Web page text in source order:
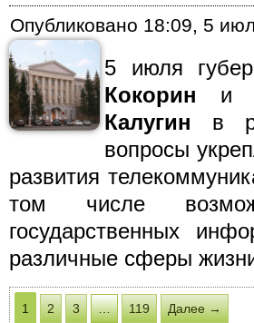
Опубликовано 18:09, 5
5 июля
Кокорин и
Калугин в
вопросы
развития
том числе
государственных
различные сферы
1 2 3 … 119 Далее →